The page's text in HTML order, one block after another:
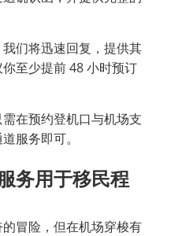
们将迅速回复，提供其
至少提前 48 小时预订
在预约登机口与机场支
服务即可。
务用于移民程
冒险，但在机场穿梭有